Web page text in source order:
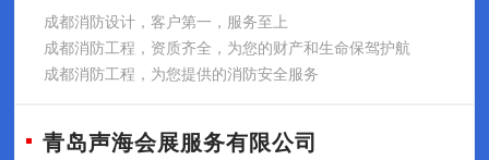
成都消防设计，客户第一，服务至上
成都消防工程，资质齐全，为您的财产和生命保驾护航
成都消防工程，为您提供的消防安全服务
青岛声海会展服务有限公司